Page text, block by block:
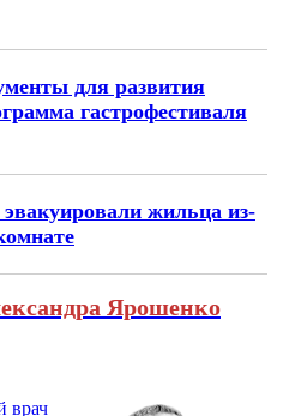
для развития
гастрофестиваля
жильца из-
Ярошенко
врач